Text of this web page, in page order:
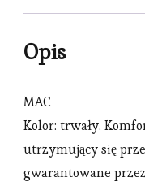
Opis
MAC
Kolor: trwały.
utrzymujący się
gwarantowane